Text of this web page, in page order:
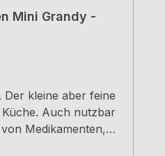
Mini Grandy -
Der kleine aber feine
Auch nutzbar
Medikamenten,